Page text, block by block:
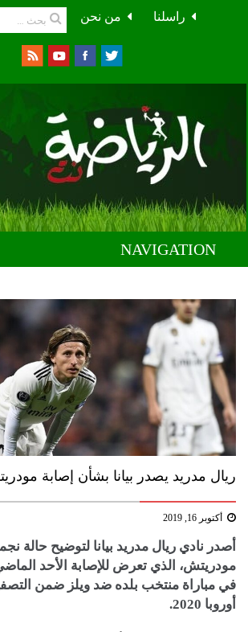
من نحن راسلنا
NAVIGATION
ريال مدريد يصدر بيانا بشأن إصابة
أكتوبر 16, 2019
أصدر نادي ريال مدريد بيانا لتوضيح حالة
مودريتش، الذي تعرض للإصابة الأحد
في مباراة منتخب بلده ضد ويلز ضمن
أوروبا 2020.